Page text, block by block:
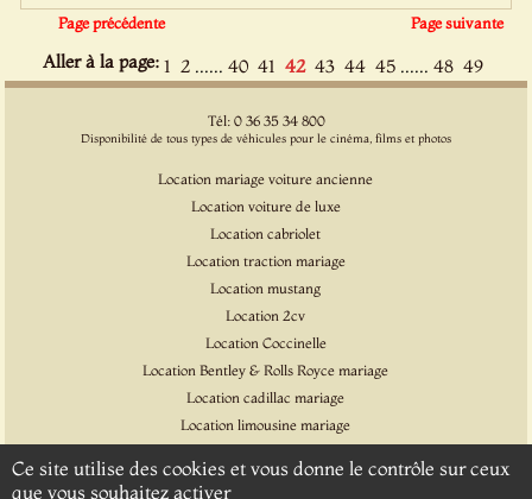
Page précédente Page suivante
Aller à la page: 1 2 ...... 40 41 42 43 44 45 ...... 48 49
Tél: 0 36 35 34 800
Disponibilité de tous types de véhicules pour le cinéma, films et photos
Location mariage voiture ancienne
Location voiture de luxe
Location cabriolet
Location traction mariage
Location mustang
Location 2cv
Location Coccinelle
Location Bentley & Rolls Royce mariage
Location cadillac mariage
Location limousine mariage
Location Citroen DS
Ce site utilise des cookies et vous donne le contrôle sur ceux
que vous souhaitez activer